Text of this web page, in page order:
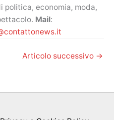
politica, economia, moda,
Mail:
Articolo successivo →